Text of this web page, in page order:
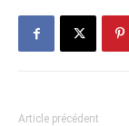
Article précédent